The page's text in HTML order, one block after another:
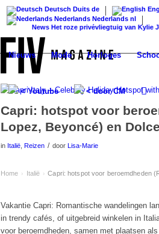
Deutsch Duits de
Nederlands Nederlands nl
News
Het roze privévliegtuig van Kylie
Nieuws Mode Horloges
< Youtube < door CM
Capri: hotspot voor
Lopez, Beyoncé) en
in Italië Reizen / door Lisa-Marie
Home › Italië › Capri: hotspot voor beroemdheden
Vakantie Capri: Romantische wandelingen
in trendy cafés, of uitgebreid winkelen in
voor beroemdheden, samen met plaatsen als